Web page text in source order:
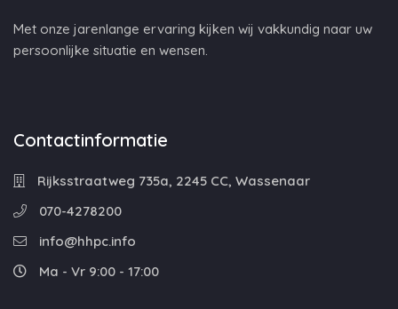
Met onze jarenlange ervaring kijken wij vakkundig naar uw
persoonlijke situatie en wensen.
Contactinformatie
Rijksstraatweg 735a, 2245 CC, Wassenaar
070-4278200
info@hhpc.info
Ma - Vr 9:00 - 17:00